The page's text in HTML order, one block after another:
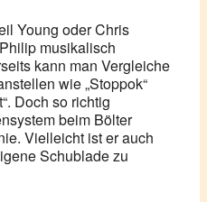
Young oder Chris
musikalisch
kann man Vergleiche
wie „Stoppok“
Doch so richtig
beim Bölter
Vielleicht ist er auch
Schublade zu